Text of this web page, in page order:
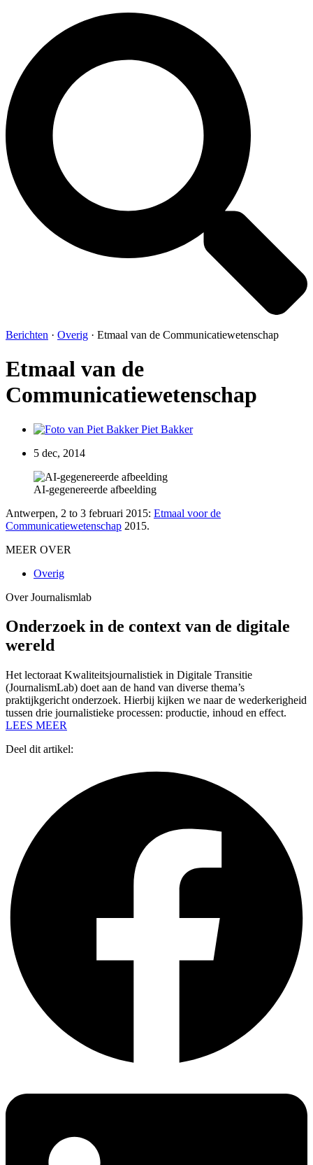
Berichten · Overig · Etmaal van de Communicatiewetenschap
Etmaal van de
Communicatiewetenschap
Piet Bakker
5 dec, 2014
AI-gegenereerde afbeelding
Antwerpen, 2 to 3 februari 2015: Etmaal voor de
Communicatiewetenschap 2015.
MEER OVER
Overig
Over Journalismlab
Onderzoek in de context van de digitale
wereld
Het lectoraat Kwaliteitsjournalistiek in Digitale Transitie
(JournalismLab) doet aan de hand van diverse thema’s
praktijkgericht onderzoek. Hierbij kijken we naar de wederkerigheid
tussen drie journalistieke processen: productie, inhoud en effect.
LEES MEER
Deel dit artikel: